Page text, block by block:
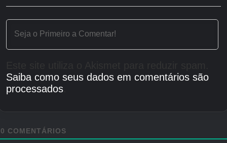
Saiba como seus dados em comentários são
processados.
0 COMENTÁRIOS